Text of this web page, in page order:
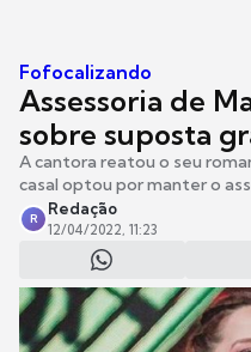
Fofocalizando
Assessoria de
sobre suposta
A cantora reatou o seu
casal optou por manter o
R
Redação
12/04/2022, 11:23